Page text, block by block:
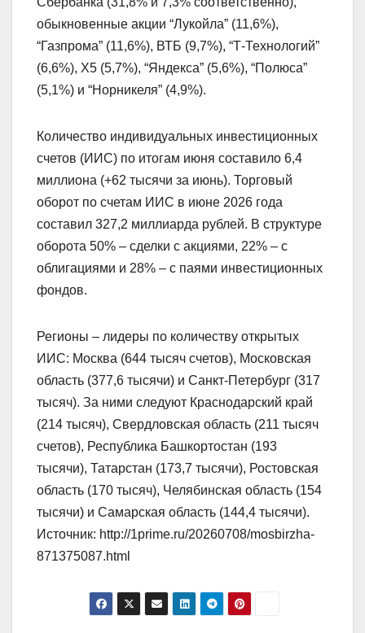
обыкновенные акции “Лукойла” (11,6%),
“Газпрома” (11,6%), ВТБ (9,7%), “Т-Технологий”
(6,6%), Х5 (5,7%), “Яндекса” (5,6%), “Полюса”
(5,1%) и “Норникеля” (4,9%).
Количество индивидуальных инвестиционных
счетов (ИИС) по итогам июня составило 6,4
миллиона (+62 тысячи за июнь). Торговый
оборот по счетам ИИС в июне 2026 года
составил 327,2 миллиарда рублей. В структуре
оборота 50% – сделки с акциями, 22% – с
облигациями и 28% – с паями инвестиционных
фондов.
Регионы – лидеры по количеству открытых
ИИС: Москва (644 тысяч счетов), Московская
область (377,6 тысячи) и Санкт-Петербург (317
тысяч). За ними следуют Краснодарский край
(214 тысяч), Свердловская область (211 тысяч
счетов), Республика Башкортостан (193
тысячи), Татарстан (173,7 тысячи), Ростовская
область (170 тысяч), Челябинская область (154
тысячи) и Самарская область (144,4 тысячи).
Источник: http://1prime.ru/20260708/mosbirzha-
871375087.html